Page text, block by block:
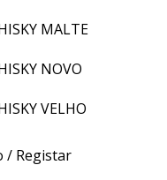
MALTE
NOVO
VELHO
/ Registar